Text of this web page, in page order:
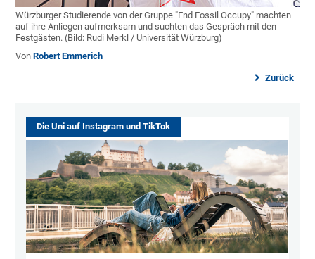
Würzburger Studierende von der Gruppe "End Fossil Occupy" machten
auf ihre Anliegen aufmerksam und suchten das Gespräch mit den
Festgästen. (Bild: Rudi Merkl / Universität Würzburg)
VonRobert Emmerich
Zurück
Die Uni auf Instagram und TikTok